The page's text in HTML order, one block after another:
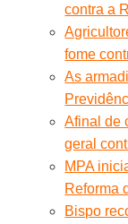
contra a
fome
As
Afinal de
geral
MPA
Reforma
Bispo